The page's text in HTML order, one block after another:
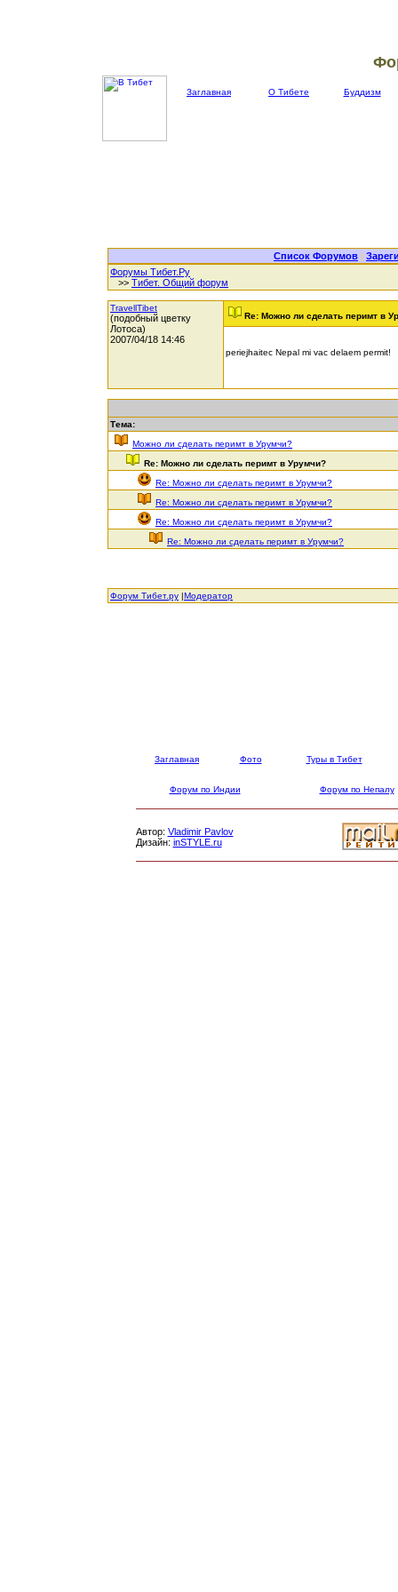
Заглавная О Тибете Буддизм
Список Форумов |
Форумы Тибет.Ру
>> Тибет. Общий форум
TravellTibet
(подобный цветку
Лотоса)
2007/04/18 14:46
Re: Можно ли сделать перимт в
periejhaitec Nepal mi vac delaem permit!
Тема:
Можно ли сделать перимт в Урумчи?
Re: Можно ли сделать перимт в Урумчи?
Re: Можно ли сделать перимт в Урумчи?
Re: Можно ли сделать перимт в Урумчи?
Re: Можно ли сделать перимт в Урумчи?
Re: Можно ли сделать перимт в Урумчи?
Форум Тибет.ру |Модератор
Заглавная Фото Туры в Тибет
Форум по Индии Форум по Непалу
Автор: Vladimir Pavlov
Дизайн: inSTYLE.ru